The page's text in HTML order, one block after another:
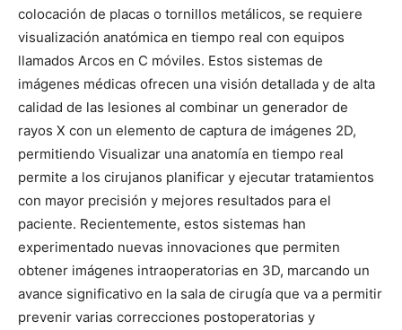
colocación de placas o tornillos metálicos, se requiere
visualización anatómica en tiempo real con equipos
llamados Arcos en C móviles. Estos sistemas de
imágenes médicas ofrecen una visión detallada y de alta
calidad de las lesiones al combinar un generador de
rayos X con un elemento de captura de imágenes 2D,
permitiendo Visualizar una anatomía en tiempo real
permite a los cirujanos planificar y ejecutar tratamientos
con mayor precisión y mejores resultados para el
paciente. Recientemente, estos sistemas han
experimentado nuevas innovaciones que permiten
obtener imágenes intraoperatorias en 3D, marcando un
avance significativo en la sala de cirugía que va a permitir
prevenir varias correcciones postoperatorias y